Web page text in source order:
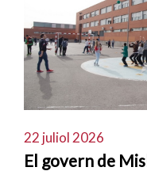
22 juliol 2026
El govern de